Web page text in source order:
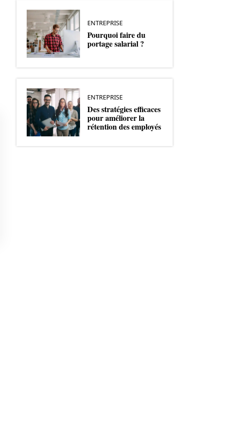
ENTREPRISE
Pourquoi faire du
portage salarial ?
ENTREPRISE
Des stratégies efficaces
pour améliorer la
rétention des employés